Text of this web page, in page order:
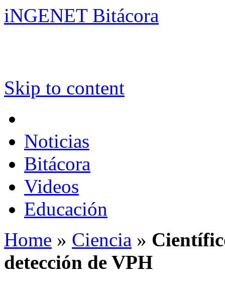
iNGENET Bitácora
Skip to content
Noticias
Bitácora
Videos
Educación
Home » Ciencia »
detección de VPH